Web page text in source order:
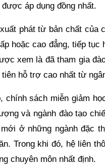
áp dụng đồng nhất.
phát từ bản chất của
hoặc cao đẳng, tiếp
xem là đã tham gia
hỗ trợ cao nhất từ
chính sách miễn giảm
và ngành đào tạo
ở những ngành đặc
Trong khi đó, hệ liên
chuyên môn nhất định.